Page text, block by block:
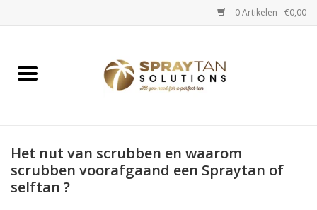
0 Artikelen - €0,00
Home
Spray Tan Starterspakketten
Spray Tan Vloeistoffen
Het nut van scrubben en waarom
scrubben voorafgaand een Spraytan of
selftan ?